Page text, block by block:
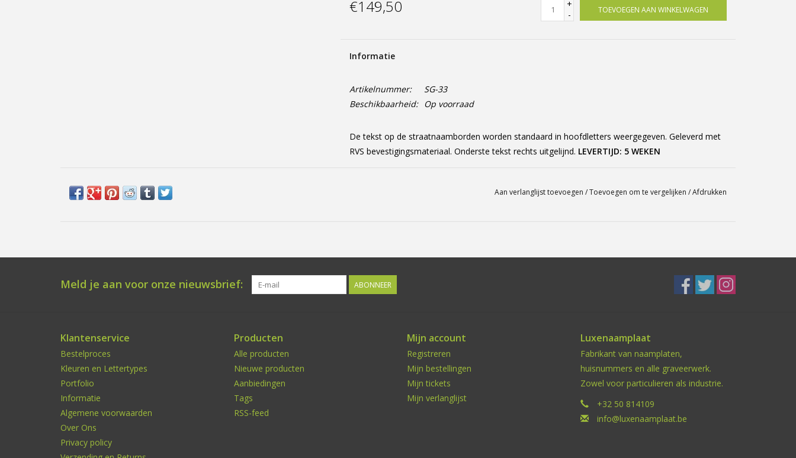
€149,50
+
-
TOEVOEGEN AAN WINKELWAGEN
Informatie
Artikelnummer:
SG-33
Beschikbaarheid:
Op voorraad
De tekst op de straatnaamborden worden standaard in hoofdletters weergegeven. Geleverd met
RVS bevestigingsmateriaal. Onderste tekst rechts uitgelijnd. LEVERTIJD: 5 WEKEN
Aan verlanglijst toevoegen /Toevoegen om te vergelijken /Afdrukken
Meld je aan voor onze nieuwsbrief: ABONNEER
Klantenservice
Bestelproces
Kleuren en Lettertypes
Portfolio
Informatie
Algemene voorwaarden
Over Ons
Privacy policy
Producten
Alle producten
Nieuwe producten
Aanbiedingen
Tags
RSS-feed
Mijn account
Registreren
Mijn bestellingen
Mijn tickets
Mijn verlanglijst
Luxenaamplaat
Fabrikant van naamplaten,
huisnummers en alle graveerwerk.
Zowel voor particulieren als industrie.
+32 50 814109
info@luxenaamplaat.be